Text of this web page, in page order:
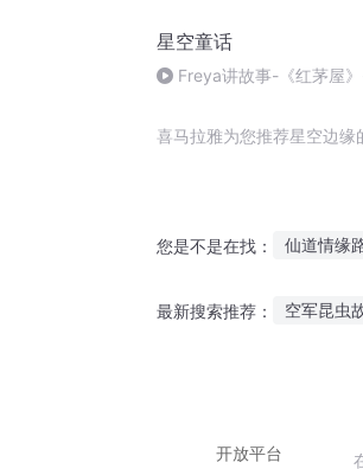
星空童话
Freya讲故事-《红茅屋》
喜马拉雅为您推荐星空边缘
您是不是在找： 仙道情缘
最新搜索推荐： 空军昆虫
开放平台